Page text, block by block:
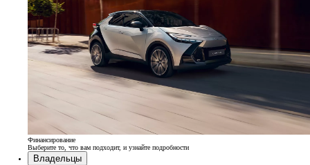
Финансирование
Выберите то, что вам подходит, и узнайте подробности
Владельцы